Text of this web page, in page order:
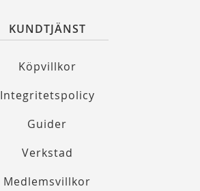
KUNDTJÄNST
Köpvillkor
Integritetspolicy
Guider
Verkstad
Medlemsvillkor